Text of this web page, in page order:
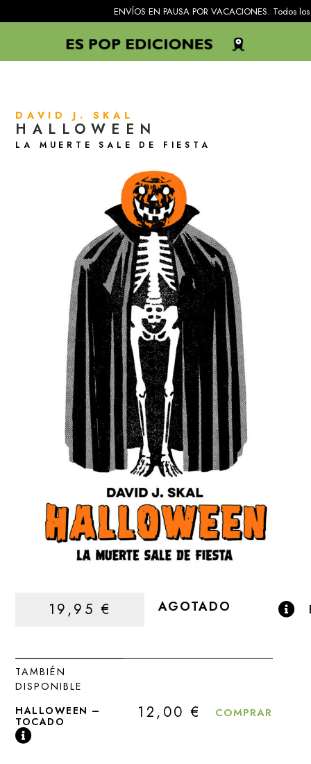
ENVÍOS EN PAUSA POR VACACIONES. Todos los
DAVID J. SKAL
HALLOWEEN
LA MUERTE SALE DE FIESTA
19,95€ AGOTADO
TAMBIÉN
DISPONIBLE
HALLOWEEN –
TOCADO
12,00€ COMPRAR